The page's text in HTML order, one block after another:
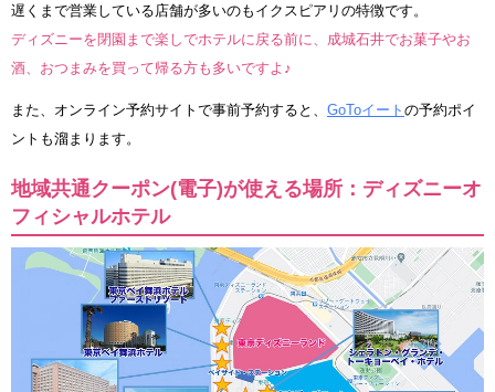
遅くまで営業している店舗が多いのもイクスピアリの特徴です。
ディズニーを閉園まで楽しでホテルに戻る前に、成城石井でお菓子やお
酒、おつまみを買って帰る方も多いですよ♪
また、オンライン予約サイトで事前予約すると、 GoToイート の予約ポイ
ントも溜まります。
地域共通クーポン(電子)が使える場所：ディズニーオ
フィシャルホテル